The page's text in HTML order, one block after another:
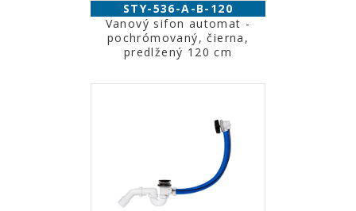
STY-536-A-B-120
Vanový sifon automat -
pochrómovaný, čierna,
predlžený 120 cm